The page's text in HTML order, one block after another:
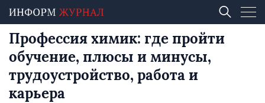
Профессия химик: где пройти
обучение, плюсы и минусы,
трудоустройство, работа и
карьера